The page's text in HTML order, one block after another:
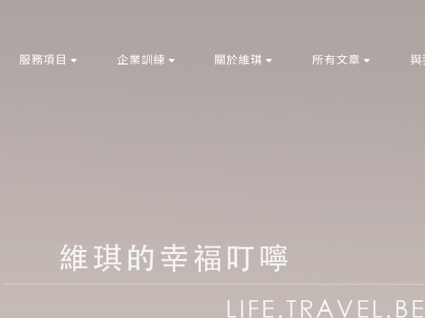
服務項目 企業訓練 關於維琪 所有文章